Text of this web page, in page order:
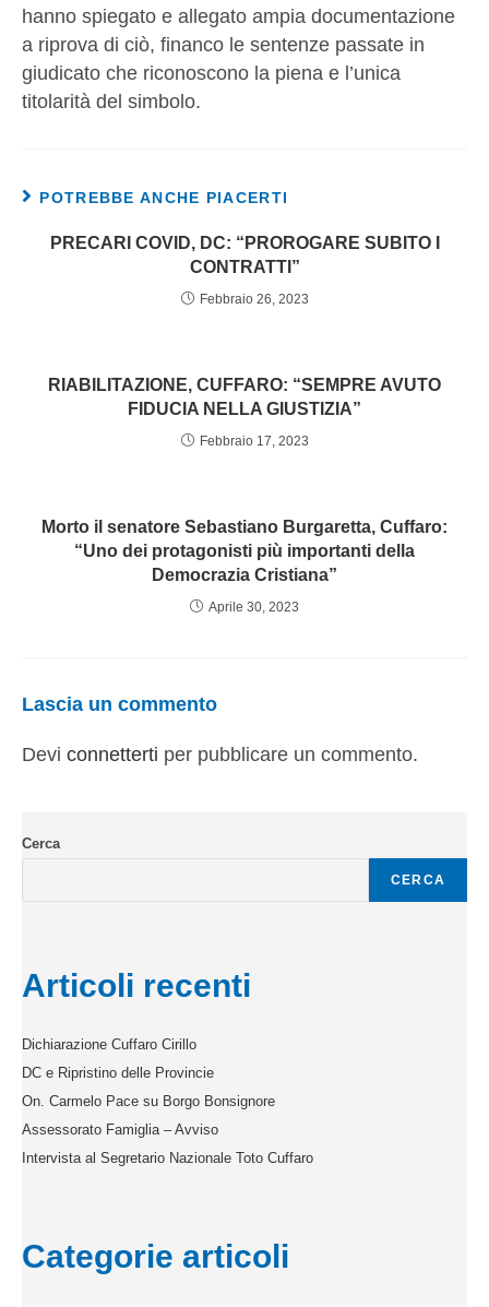
hanno spiegato e allegato ampia documentazione
a riprova di ciò, financo le sentenze passate in
giudicato che riconoscono la piena e l’unica
titolarità del simbolo.
POTREBBE ANCHE PIACERTI
PRECARI COVID, DC: “PROROGARE SUBITO I
CONTRATTI”
Febbraio 26, 2023
RIABILITAZIONE, CUFFARO: “SEMPRE AVUTO
FIDUCIA NELLA GIUSTIZIA”
Febbraio 17, 2023
Morto il senatore Sebastiano Burgaretta, Cuffaro:
“Uno dei protagonisti più importanti della
Democrazia Cristiana”
Aprile 30, 2023
Lascia un commento
Devi connetterti per pubblicare un commento.
Cerca
CERCA
Articoli recenti
Dichiarazione Cuffaro Cirillo
DC e Ripristino delle Provincie
On. Carmelo Pace su Borgo Bonsignore
Assessorato Famiglia – Avviso
Intervista al Segretario Nazionale Toto Cuffaro
Categorie articoli